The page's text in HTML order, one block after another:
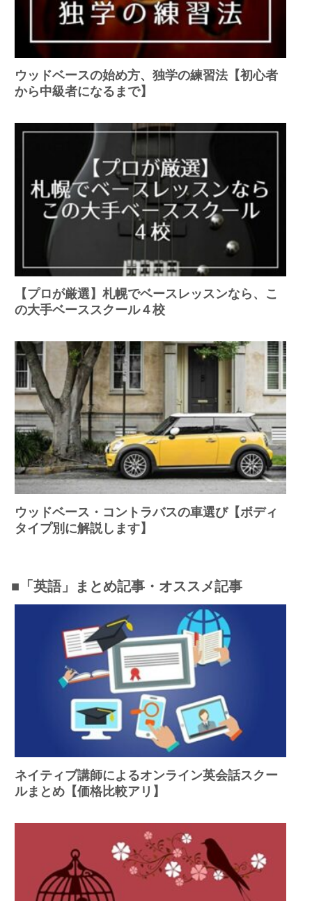
ウッドベースの始め方、独学の練習法【初心者
から中級者になるまで】
【プロが厳選】札幌でベースレッスンなら、こ
の大手ベーススクール４校
ウッドベース・コントラバスの車選び【ボディ
タイプ別に解説します】
■「英語」まとめ記事・オススメ記事
ネイティブ講師によるオンライン英会話スクー
ルまとめ【価格比較アリ】